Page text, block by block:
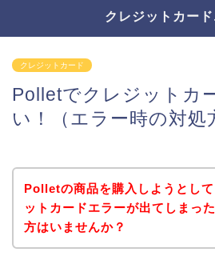
クレジットカー
クレジットカード
Polletでクレジットカ
い！（エラー時の対処
Polletの商品を購入しようとし
ットカードエラーが出てしまっ
方はいませんか？